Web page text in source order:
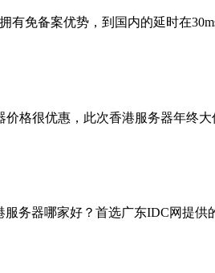
有免备案优势，到国内的延时在
格很优惠，此次香港服务器年终大
务器哪家好？首选广东IDC网提供